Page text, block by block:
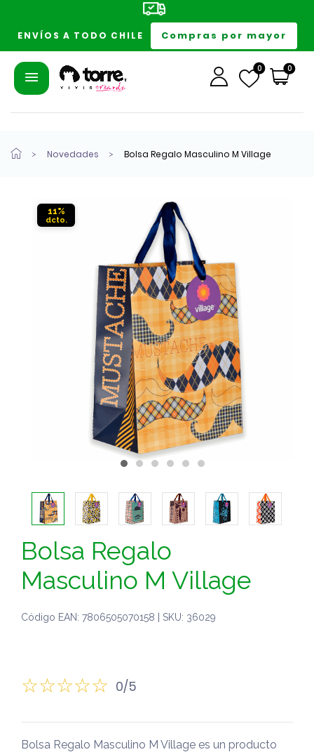
ENVÍOS A TODO CHILE Compras por mayor
0 0
Novedades Bolsa Regalo Masculino M Village
11%
Bolsa Regalo
Masculino M Village
Código EAN: 7806505070158 | SKU: 36029
0/5
Bolsa Regalo Masculino M Village es un producto